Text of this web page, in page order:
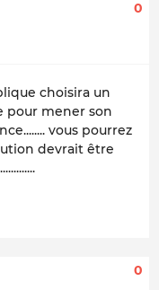
0
choisira un
pour mener son
vous pourrez
devrait être
0